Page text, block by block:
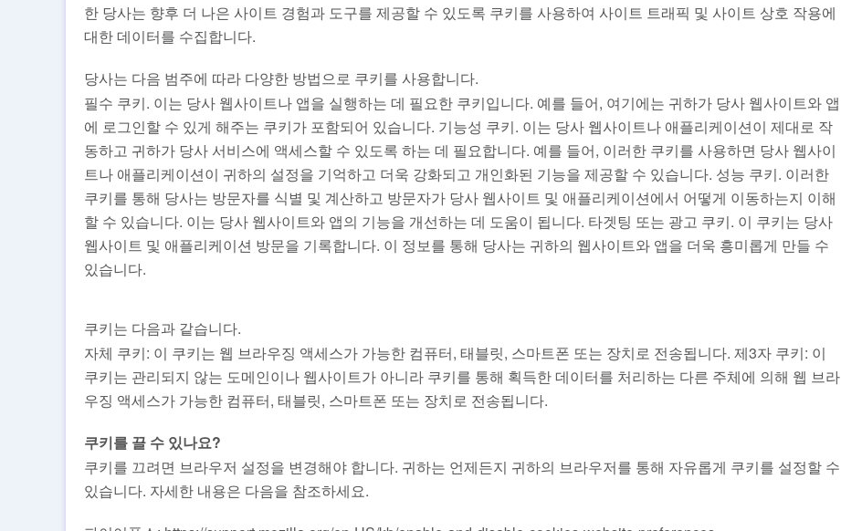
한 당사는 향후 더 나은 사이트 경험과 도구를 제공할 수 있도록 쿠키를 사용하여 사이트 트래픽 및 사이트 상호 작용에
대한 데이터를 수집합니다.
당사는 다음 범주에 따라 다양한 방법으로 쿠키를 사용합니다.
필수 쿠키. 이는 당사 웹사이트나 앱을 실행하는 데 필요한 쿠키입니다. 예를 들어, 여기에는 귀하가 당사 웹사이트와 앱
에 로그인할 수 있게 해주는 쿠키가 포함되어 있습니다. 기능성 쿠키. 이는 당사 웹사이트나 애플리케이션이 제대로 작
동하고 귀하가 당사 서비스에 액세스할 수 있도록 하는 데 필요합니다. 예를 들어, 이러한 쿠키를 사용하면 당사 웹사이
트나 애플리케이션이 귀하의 설정을 기억하고 더욱 강화되고 개인화된 기능을 제공할 수 있습니다. 성능 쿠키. 이러한
쿠키를 통해 당사는 방문자를 식별 및 계산하고 방문자가 당사 웹사이트 및 애플리케이션에서 어떻게 이동하는지 이해
할 수 있습니다. 이는 당사 웹사이트와 앱의 기능을 개선하는 데 도움이 됩니다. 타겟팅 또는 광고 쿠키. 이 쿠키는 당사
웹사이트 및 애플리케이션 방문을 기록합니다. 이 정보를 통해 당사는 귀하의 웹사이트와 앱을 더욱 흥미롭게 만들 수
있습니다.
쿠키는 다음과 같습니다.
자체 쿠키: 이 쿠키는 웹 브라우징 액세스가 가능한 컴퓨터, 태블릿, 스마트폰 또는 장치로 전송됩니다. 제3자 쿠키: 이
쿠키는 관리되지 않는 도메인이나 웹사이트가 아니라 쿠키를 통해 획득한 데이터를 처리하는 다른 주체에 의해 웹 브라
우징 액세스가 가능한 컴퓨터, 태블릿, 스마트폰 또는 장치로 전송됩니다.
쿠키를 끌 수 있나요?
쿠키를 끄려면 브라우저 설정을 변경해야 합니다. 귀하는 언제든지 귀하의 브라우저를 통해 자유롭게 쿠키를 설정할 수
있습니다. 자세한 내용은 다음을 참조하세요.